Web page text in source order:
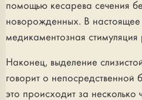
помощью кесарева сечения
новорожденных. В
медикаментозная
Наконец, выделение
говорит о непосредственной
это происходит за